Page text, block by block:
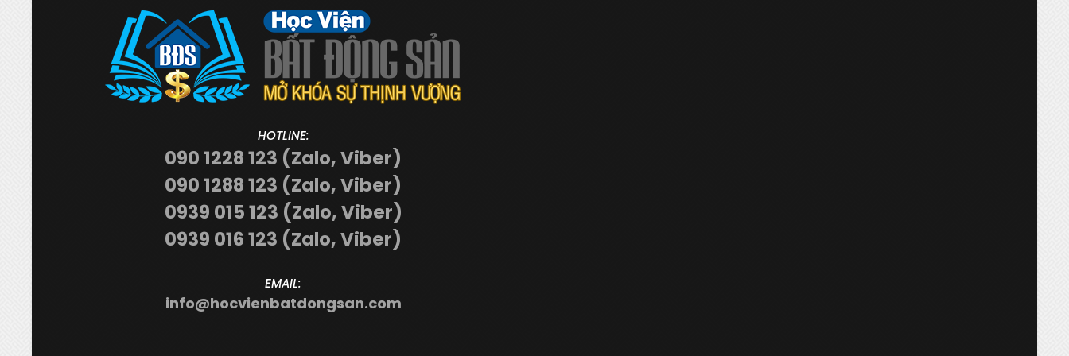
HOTLINE:
090 1228 123 (Zalo, Viber)
090 1288 123 (Zalo, Viber)
0939 015 123 (Zalo, Viber)
0939 016 123 (Zalo, Viber)
EMAIL:
info@hocvienbatdongsan.com